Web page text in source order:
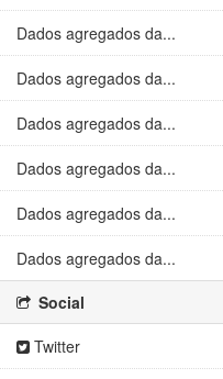
Dados agregados da...
Dados agregados da...
Dados agregados da...
Dados agregados da...
Dados agregados da...
Dados agregados da...
Social
Twitter